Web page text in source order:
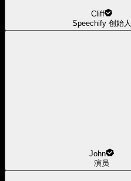
Cliff
Speechify 创始人
John
演员